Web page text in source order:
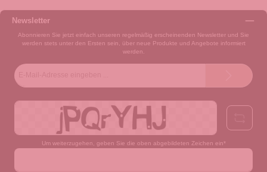
Newsletter
Abonnieren Sie jetzt einfach unseren regelmäßig erscheinenden Newsletter und Sie
werden stets unter den Ersten sein, über neue Produkte und Angebote informiert
werden.
Um weiterzugehen, geben Sie die oben abgebildeten Zeichen ein*